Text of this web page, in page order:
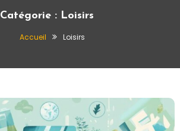
Catégorie : Loisirs
Accueil Loisirs